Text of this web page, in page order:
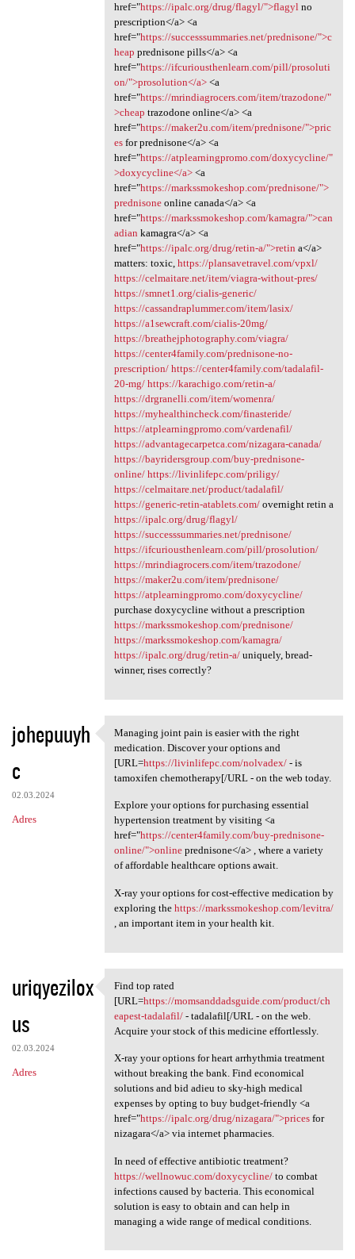
href="https://ipalc.org/drug/flagyl/">flagylno
prescription</a> <a
href="https://successsummaries.net/prednisone/">c
heap prednisone pills</a> <a
href="https://ifcuriousthenlearn.com/pill/prosoluti
on/">prosolution</a><a
href="https://mrindiagrocers.com/item/trazodone/"
>cheap trazodone online</a> <a
href="https://maker2u.com/item/prednisone/">pric
esfor prednisone</a> <a
href="https://atplearningpromo.com/doxycycline/"
>doxycycline</a><a
href="https://markssmokeshop.com/prednisone/">
prednisoneonline canada</a> <a
href="https://markssmokeshop.com/kamagra/">can
adian kamagra</a> <a
href="https://ipalc.org/drug/retin-a/">retin a</a>
matters: toxic, https://plansavetravel.com/vpxl/
https://celmaitare.net/item/viagra-without-pres/
https://smnet1.org/cialis-generic/
https://cassandraplummer.com/item/lasix/
https://a1sewcraft.com/cialis-20mg/
https://breathejphotography.com/viagra/
https://center4family.com/prednisone-no-
prescription/ https://center4family.com/tadalafil-
20-mg/ https://karachigo.com/retin-a/
https://drgranelli.com/item/womenra/
https://myhealthincheck.com/finasteride/
https://atplearningpromo.com/vardenafil/
https://advantagecarpetca.com/nizagara-canada/
https://bayridersgroup.com/buy-prednisone-
online/ https://livinlifepc.com/priligy/
https://celmaitare.net/product/tadalafil/
https://generic-retin-atablets.com/overnight retin a
https://ipalc.org/drug/flagyl/
https://successsummaries.net/prednisone/
https://ifcuriousthenlearn.com/pill/prosolution/
https://mrindiagrocers.com/item/trazodone/
https://maker2u.com/item/prednisone/
https://atplearningpromo.com/doxycycline/
purchase doxycycline without a prescription
https://markssmokeshop.com/prednisone/
https://markssmokeshop.com/kamagra/
https://ipalc.org/drug/retin-a/uniquely, bread-
winner, rises correctly?
johepuuyh
c
02.03.2024
Adres
Managing joint pain is easier
Managing joint pain is easier with the right
medication. Discover your options and
[URL=https://livinlifepc.com/nolvadex/- is
tamoxifen chemotherapy[/URL - on the web today.
Explore your options for purchasing essential
hypertension treatment by visiting <a
href="https://center4family.com/buy-prednisone-
online/">onlineprednisone</a> , where a variety
of affordable healthcare options await.
X-ray your options for cost-effective medication by
exploring the https://markssmokeshop.com/levitra/
, an important item in your health kit.
uriqyezilox
us
02.03.2024
Adres
Find top rated [URL=https:/
Find top rated
[URL=https://momsanddadsguide.com/product/ch
eapest-tadalafil/- tadalafil[/URL - on the web.
Acquire your stock of this medicine effortlessly.
X-ray your options for heart arrhythmia treatment
without breaking the bank. Find economical
solutions and bid adieu to sky-high medical
expenses by opting to buy budget-friendly <a
href="https://ipalc.org/drug/nizagara/">pricesfor
nizagara</a> via internet pharmacies.
In need of effective antibiotic treatment?
https://wellnowuc.com/doxycycline/to combat
infections caused by bacteria. This economical
solution is easy to obtain and can help in
managing a wide range of medical conditions.